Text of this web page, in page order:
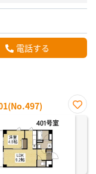
電話する
お気